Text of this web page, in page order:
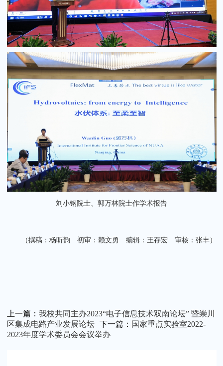
刘小钢院士、郭万林院士作学术报告
（撰稿：杨听韵 初审：赖文勇 编辑：王存宏 审核：张丰）
上一篇： 我校共同主办2023“电子信息技术双南论坛” 暨崇川
区集成电路产业发展论坛
下一篇： 国家重点实验室2022-
2023年度学术委员会会议举办